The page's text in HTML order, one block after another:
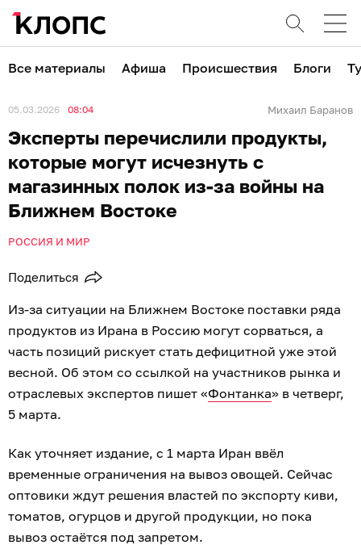
Все материалы Афиша Происшествия Блоги
05.03.2026 08:04 Михаил Баранов
Эксперты перечислили продукты,
которые могут исчезнуть с
магазинных полок из-за войны на
Ближнем Востоке
РОССИЯ И МИР
Поделиться
Из-за ситуации на Ближнем Востоке поставки ряда
продуктов из Ирана в Россию могут сорваться, а
часть позиций рискует стать дефицитной уже этой
весной. Об этом со ссылкой на участников рынка и
отраслевых экспертов пишет «Фонтанка» в четверг,
5 марта.
Как уточняет издание, с 1 марта Иран ввёл
временные ограничения на вывоз овощей. Сейчас
оптовики ждут решения властей по экспорту киви,
томатов, огурцов и другой продукции, но пока
вывоз остаётся под запретом.